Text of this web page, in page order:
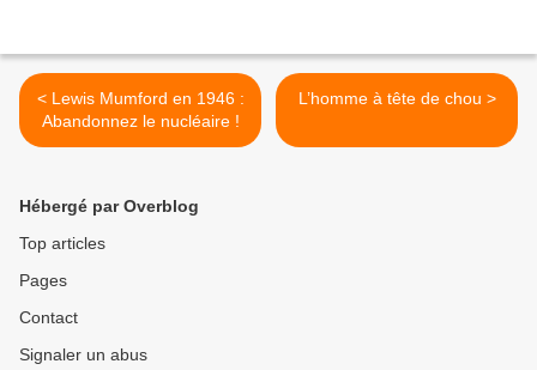
< Lewis Mumford en 1946 :
Abandonnez le nucléaire !
L’homme à tête de chou >
Hébergé par Overblog
Top articles
Pages
Contact
Signaler un abus